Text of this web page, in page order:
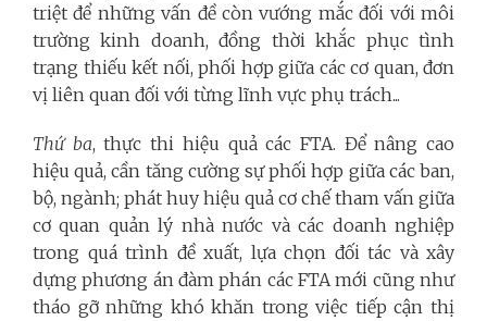
triệt để những vấn đề còn vướng mắc đối với môi
trường kinh doanh, đồng thời khắc phục tình
trạng thiếu kết nối, phối hợp giữa các cơ quan, đơn
vị liên quan đối với từng lĩnh vực phụ trách...
Thứ ba, thực thi hiệu quả các FTA. Để nâng cao
hiệu quả, cần tăng cường sự phối hợp giữa các ban,
bộ, ngành; phát huy hiệu quả cơ chế tham vấn giữa
cơ quan quản lý nhà nước và các doanh nghiệp
trong quá trình đề xuất, lựa chọn đối tác và xây
dựng phương án đàm phán các FTA mới cũng như
tháo gỡ những khó khăn trong việc tiếp cận thị